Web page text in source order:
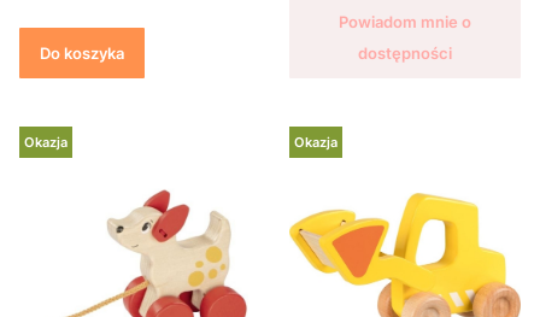
Do koszyka
Powiadom mnie o
dostępności
Okazja Okazja